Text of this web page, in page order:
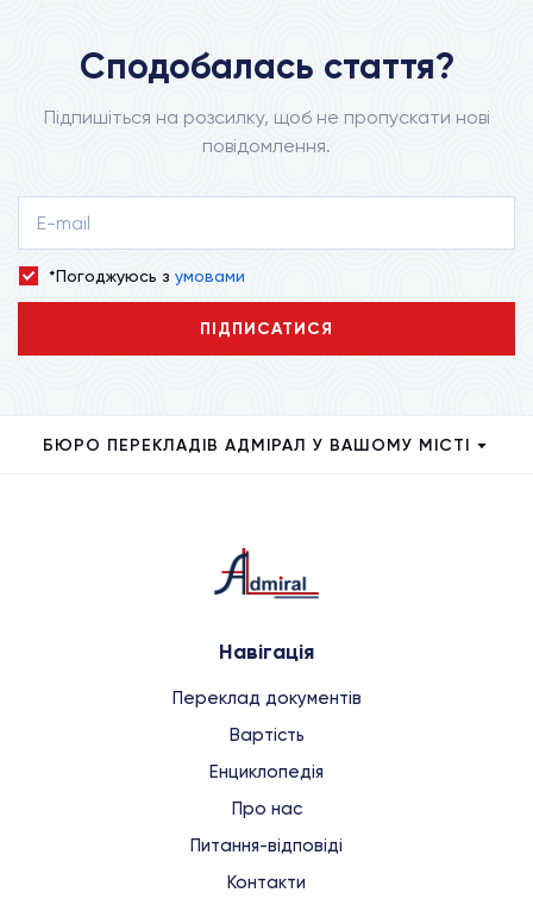
Сподобалась стаття?
Підпишіться на розсилку, щоб не пропускати нові
повідомлення.
*Погоджуюсь з умовами
ПІДПИСАТИСЯ
БЮРО ПЕРЕКЛАДІВ АДМІРАЛ У ВАШОМУ МІСТІ
Навігація
Переклад документів
Вартість
Енциклопедія
Про нас
Питання-відповіді
Контакти